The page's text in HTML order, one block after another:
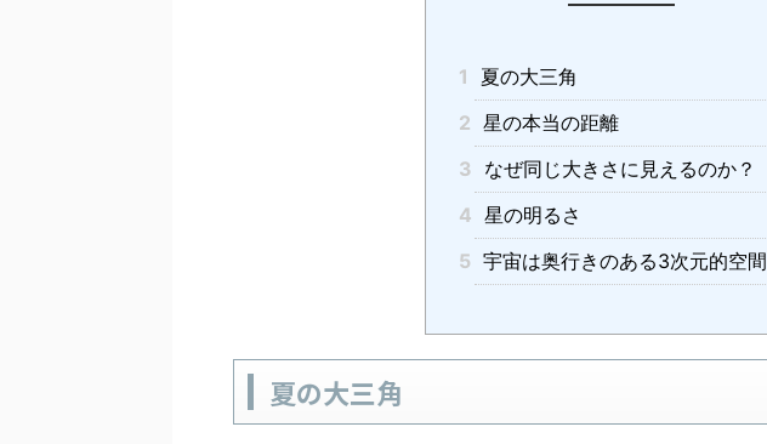
1
夏の大三角
2 星の本当の距離
3 なぜ同じ大きさに見えるのか？
4 星の明るさ
5 宇宙は奥行きのある3次元的空間
夏の大三角